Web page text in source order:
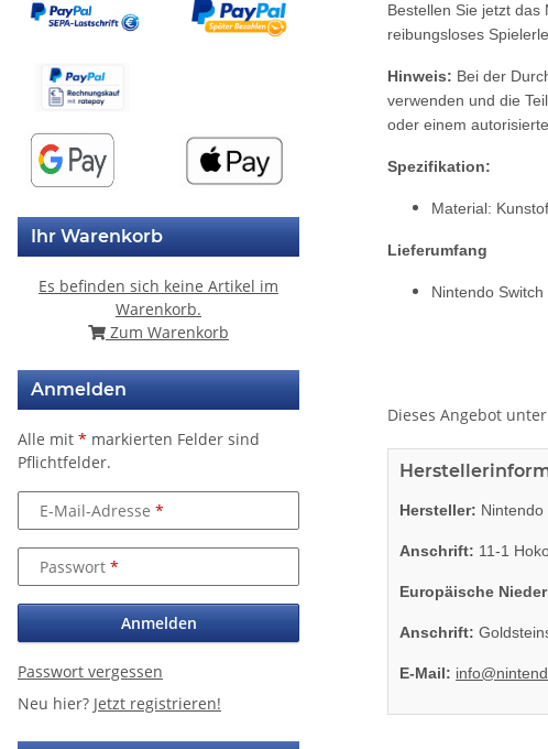
Bestellen Sie jetzt
reibungsloses
Hinweis: Bei der
verwenden und die
oder einem
Spezifikation:
Material:
Lieferumfang
Nintendo
Dieses Angebot
Hersteller: Nintendo
Anschrift: 11-1
Europäische
Anschrift:
E-Mail:
Ihr Warenkorb
Es befinden sich keine Artikel im
Warenkorb.
Zum Warenkorb
Anmelden
Alle mit * markierten Felder sind
Pflichtfelder.
E-Mail-Adresse
Passwort
Anmelden
Passwort vergessen
Neu hier? Jetzt registrieren!